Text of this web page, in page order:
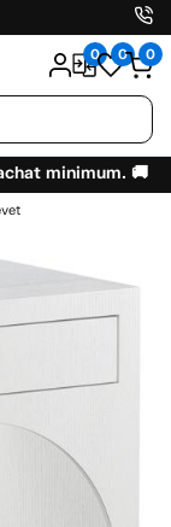
0 0 0
minimum. 🚚